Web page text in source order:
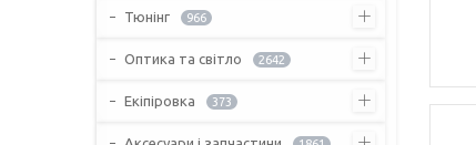
Тюнінг 966
Оптика та світло 2642
Екіпіровка 373